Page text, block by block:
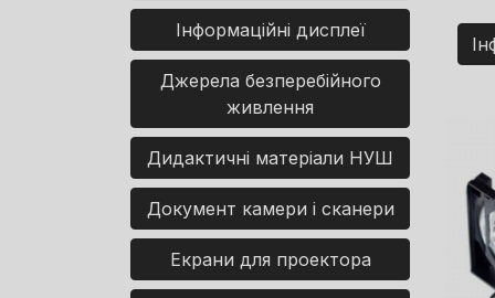
Інформаційні дисплеї
Джерела безперебійного
живлення
Дидактичні матеріали НУШ
Документ камери і сканери
Екрани для проектора